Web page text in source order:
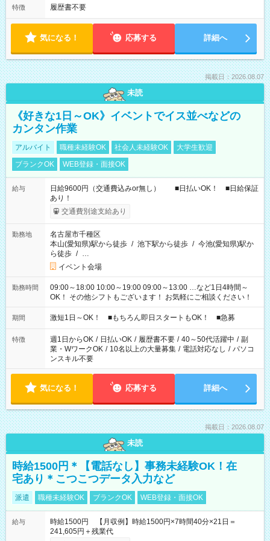
特徴 履歴書不要
気になる！ 応募する 詳細へ
掲載日：2026.08.07
未読
《好きな1日～OK》イベントでイス並べなどの
カンタン作業
アルバイト 職種未経験OK 社会人未経験OK
大学生歓迎
ブランクOK
WEB登録・面接OK
給与
日給9600円（交通費込みor無し） ■日払いOK！ ■日給保証
あり！
交通費別途支給あり
勤務地
名古屋市千種区
本山(愛知県)駅から徒歩 / 池下駅から徒歩 / 今池(愛知県)駅か
ら徒歩 / …
イベント会場
勤務時間
09:00～18:00 10:00～19:00 09:00～13:00 …など1日4時間～
OK！ その他シフトもございます！ お気軽にご相談ください！
期間 激短1日～OK！ ■もちろん即日スタートもOK！ ■急募
特徴 週1日からOK / 日払いOK / 履歴書不要 / 40～50代活躍中 / 副
業・WワークOK / 10名以上の大量募集 / 電話対応なし / パソコ
ンスキル不要
気になる！ 応募する 詳細へ
掲載日：2026.08.07
未読
時給1500円＊【電話なし】事務未経験OK！在
宅あり＊こつこつデータ入力など
派遣 職種未経験OK ブランクOK WEB登録・面接OK
給与
時給1500円 【月収例】時給1500円×7時間40分×21日＝
241,605円＋残業代